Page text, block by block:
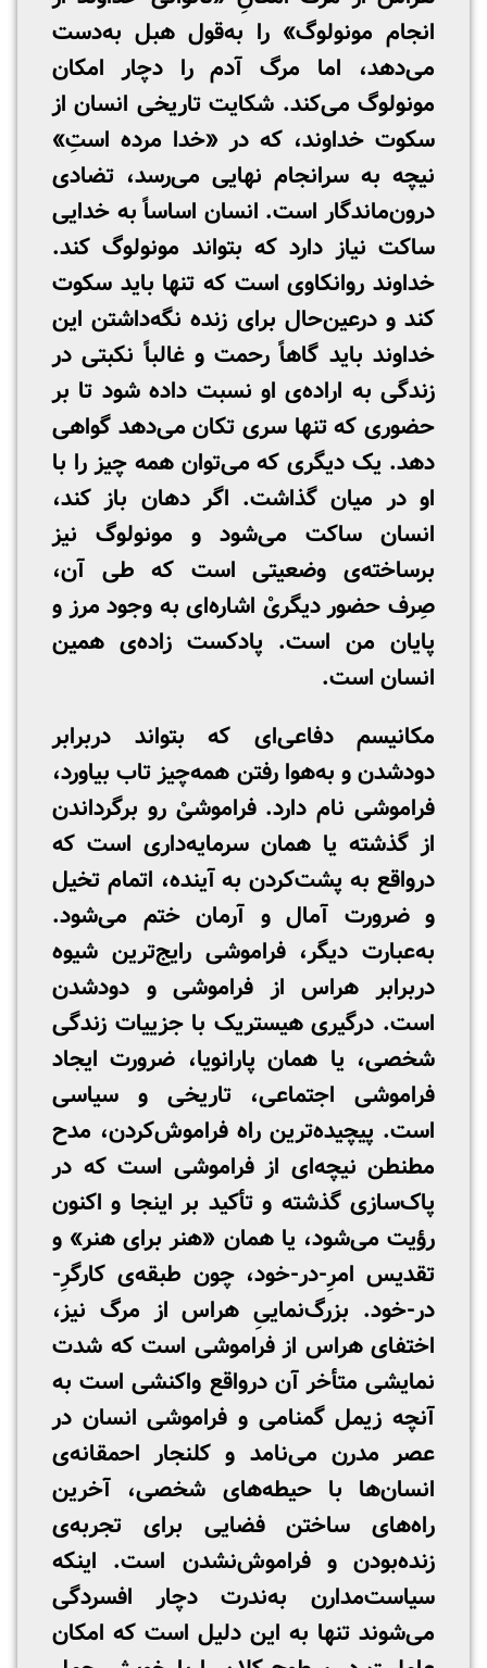
انجام مونولوگ» را به‌قول هبل به‌دست
می‌دهد، اما مرگ آدم را دچار امکان
مونولوگ می‌کند. شکایت تاریخی انسان از
سکوت خداوند، که در «خدا مرده استِ»
نیچه به سرانجام نهایی می‌رسد، تضادی
درون‌ماندگار است. انسان اساساً به خدایی
ساکت نیاز دارد که بتواند مونولوگ کند.
خداوند روانکاوی است که تنها باید سکوت
کند و درعین‌حال برای زنده نگه‌داشتن این
خداوند باید گاهاً رحمت و غالباً نکبتی در
زندگی به اراده‌ی او نسبت داده شود تا بر
حضوری که تنها سری تکان می‌دهد گواهی
دهد. یک دیگری که می‌توان همه چیز را با
او در میان گذاشت. اگر دهان باز کند،
انسان ساکت می‌شود و مونولوگ نیز
برساخته‌ی وضعیتی است که طی آن،
صِرف حضور دیگریْ اشاره‌ای به وجود مرز و
پایان من است. پادکست زاده‌ی همین
انسان است.
مکانیسم دفاعی‌ای که بتواند دربرابر
دودشدن و به‌هوا رفتن همه‌چیز تاب بیاورد،
فراموشی نام دارد. فراموشیْ رو برگرداندن
از گذشته یا همان سرمایه‌داری است که
درواقع به پشت‌کردن به آینده، اتمام تخیل
و ضرورت آمال و آرمان ختم می‌شود.
به‌عبارت دیگر، فراموشی رایج‌ترین شیوه
دربرابر هراس از فراموشی و دودشدن
است. درگیری هیستریک با جزییات زندگی
شخصی، یا همان پارانویا، ضرورت ایجاد
فراموشی اجتماعی، تاریخی و سیاسی
است. پیچیده‌ترین راه فراموش‌کردن، مدح
مطنطن نیچه‌ای از فراموشی است که در
پاک‌سازی گذشته و تأکید بر اینجا و اکنون
رؤیت می‌شود، یا همان «هنر برای هنر» و
تقدیس امرِ-در-خود، چون طبقه‌ی کارگرِ-
در-خود. بزرگ‌نماییِ هراس از مرگ نیز،
اختفای هراس از فراموشی است که شدت
نمایشی متأخر آن درواقع واکنشی است به
آنچه زیمل گمنامی و فراموشی انسان در
عصر مدرن می‌نامد و کلنجار احمقانه‌ی
انسان‌ها با حیطه‌های شخصی، آخرین
راه‌های ساختن فضایی برای تجربه‌ی
زنده‌بودن و فراموش‌نشدن است. اینکه
سیاست‌مدارن به‌ندرت دچار افسردگی
می‌شوند تنها به این دلیل است که امکان